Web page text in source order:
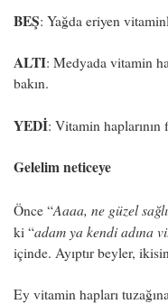
BEŞ: Yağda eriyen
ALTI: Medyada vitamin
bakın.
YEDİ: Vitamin haplarının
Gelelim neticeye
Önce “Aaaa, ne güzel
ki “adam ya kendi adına
içinde. Ayıptır beyler,
Ey vitamin hapları